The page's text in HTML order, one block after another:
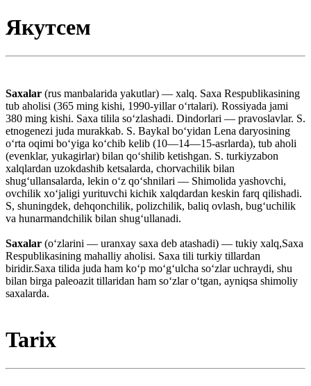
Якутсем
Saxalar (rus manbalarida yakutlar) — xalq. Saxa Respublikasining
tub aholisi (365 ming kishi, 1990-yillar oʻrtalari). Rossiyada jami
380 ming kishi. Saxa tilila soʻzlashadi. Dindorlari — pravoslavlar. S.
etnogenezi juda murakkab. S. Baykal boʻyidan Lena daryosining
oʻrta oqimi boʻyiga koʻchib kelib (10—14—15-asrlarda), tub aholi
(evenklar, yukagirlar) bilan qoʻshilib ketishgan. S. turkiyzabon
xalqlardan uzokdashib ketsalarda, chorvachilik bilan
shugʻullansalarda, lekin oʻz qoʻshnilari — Shimolida yashovchi,
ovchilik xoʻjaligi yurituvchi kichik xalqdardan keskin farq qilishadi.
S, shuningdek, dehqonchilik, polizchilik, baliq ovlash, bugʻuchilik
va hunarmandchilik bilan shugʻullanadi.
Saxalar (oʻzlarini — uranxay saxa deb atashadi) — tukiy xalq,Saxa
Respublikasining mahalliy aholisi. Saxa tili turkiy tillardan
biridir.Saxa tilida juda ham koʻp moʻgʻulcha soʻzlar uchraydi, shu
bilan birga paleoazit tillaridan ham soʻzlar oʻtgan, ayniqsa shimoliy
saxalarda.
Tarix